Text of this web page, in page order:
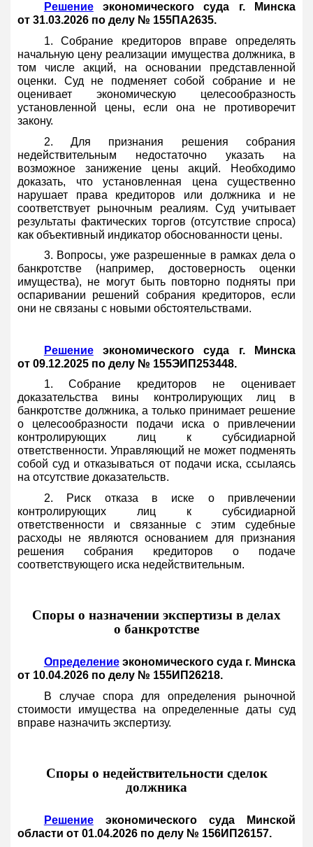
Решениеэкономического суда г. Минска
от 31.03.2026 по делу № 155ПА2635.
1. Собрание кредиторов вправе определять
начальную цену реализации имущества должника, в
том числе акций, на основании представленной
оценки. Суд не подменяет собой собрание и не
оценивает экономическую целесообразность
установленной цены, если она не противоречит
закону.
2. Для признания решения собрания
недействительным недостаточно указать на
возможное занижение цены акций. Необходимо
доказать, что установленная цена существенно
нарушает права кредиторов или должника и не
соответствует рыночным реалиям. Суд учитывает
результаты фактических торгов (отсутствие спроса)
как объективный индикатор обоснованности цены.
3. Вопросы, уже разрешенные в рамках дела о
банкротстве (например, достоверность оценки
имущества), не могут быть повторно подняты при
оспаривании решений собрания кредиторов, если
они не связаны с новыми обстоятельствами.
Решениеэкономического суда г. Минска
от 09.12.2025 по делу № 155ЭИП253448.
1. Собрание кредиторов не оценивает
доказательства вины контролирующих лиц в
банкротстве должника, а только принимает решение
о целесообразности подачи иска о привлечении
контролирующих лиц к субсидиарной
ответственности. Управляющий не может подменять
собой суд и отказываться от подачи иска, ссылаясь
на отсутствие доказательств.
2. Риск отказа в иске о привлечении
контролирующих лиц к субсидиарной
ответственности и связанные с этим судебные
расходы не являются основанием для признания
решения собрания кредиторов о подаче
соответствующего иска недействительным.
Споры о назначении экспертизы в делах
о банкротстве
Определениеэкономического суда г. Минска
от 10.04.2026 по делу № 155ИП26218.
В случае спора для определения рыночной
стоимости имущества на определенные даты суд
вправе назначить экспертизу.
Споры о недействительности сделок
должника
Решениеэкономического суда Минской
области от 01.04.2026 по делу № 156ИП26157.